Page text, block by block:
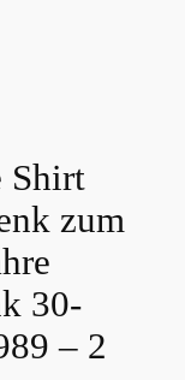
Shirt
zum
30-
– 2